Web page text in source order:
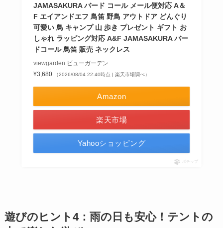
JAMASAKURA バード コール メール便対応 A＆
F エイアンドエフ 鳥笛 野鳥 アウトドア どんぐり
可愛い 鳥 キャンプ 山 歩き プレゼント ギフト お
しゃれ ラッピング対応 A&F JAMASAKURA バー
ドコール 鳥笛 販売 ネックレス
viewgarden ビューガーデン
¥3,680
（2026/08/04 22:40時点 | 楽天市場調べ）
Amazon
楽天市場
Yahooショッピング
ポチップ
遊びのヒント4：雨の日も安心！テントの